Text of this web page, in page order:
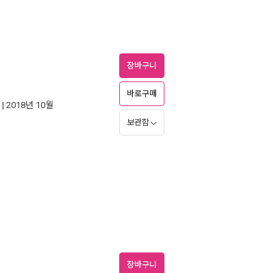
| 2018년 10월
장바구니
바로구매
보관함
장바구니